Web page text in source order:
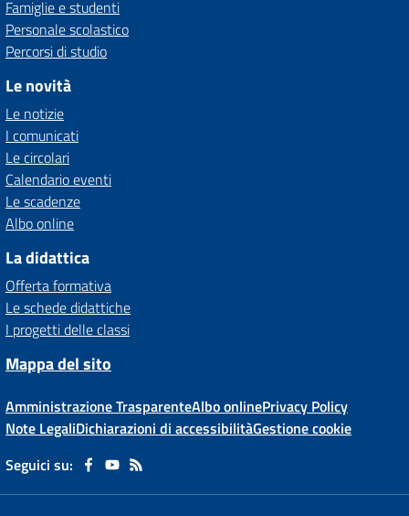
Famiglie e studenti
Personale scolastico
Percorsi di studio
Le novità
Le notizie
I comunicati
Le circolari
Calendario eventi
Le scadenze
Albo online
La didattica
Offerta formativa
Le schede didattiche
I progetti delle classi
Mappa del sito
Amministrazione TrasparenteAlbo onlinePrivacy Policy
Note LegaliDichiarazioni di accessibilitàGestione cookie
Seguici su: